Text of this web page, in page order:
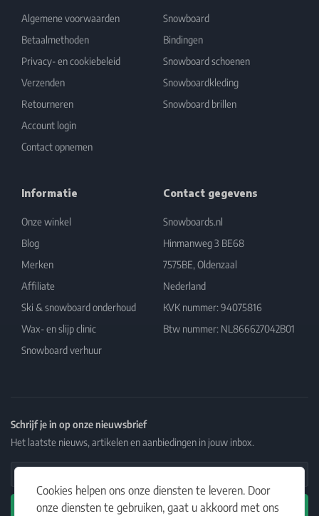
Cookies helpen ons onze diensten te leveren. Door
onze diensten te gebruiken, gaat u akkoord met ons
Algemene voorwaarden
Betaalmethoden
Privacy- en cookiebeleid
Verzenden
Retourneren
Account login
Contact opnemen
Snowboard
Bindingen
Snowboard schoenen
Snowboardkleding
Snowboard brillen
Informatie
Onze winkel
Blog
Merken
Affiliate
Ski & snowboard onderhoud
Wax- en slijp clinic
Snowboard verhuur
Contact gegevens
Snowboards.nl
Hinmanweg 3 BE68
7575BE, Oldenzaal
Nederland
KVK nummer: 94075816
Btw nummer: NL866627042B01
Schrijf je in op onze nieuwsbrief
Het laatste nieuws, artikelen en aanbiedingen in jouw inbox.
Email Address
Abonneren